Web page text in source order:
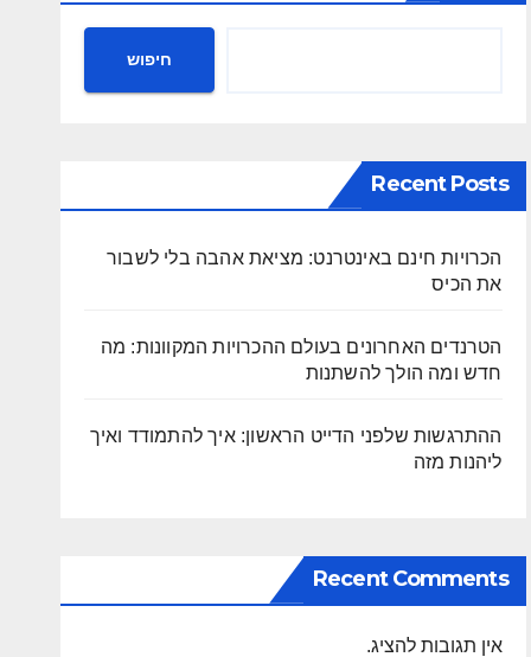
חיפוש
Recent Posts
הכרויות חינם באינטרנט: מציאת אהבה בלי לשבור
את הכיס
הטרנדים האחרונים בעולם ההכרויות המקוונות: מה
חדש ומה הולך להשתנות
ההתרגשות שלפני הדייט הראשון: איך להתמודד ואיך
ליהנות מזה
Recent Comments
אין תגובות להציג.